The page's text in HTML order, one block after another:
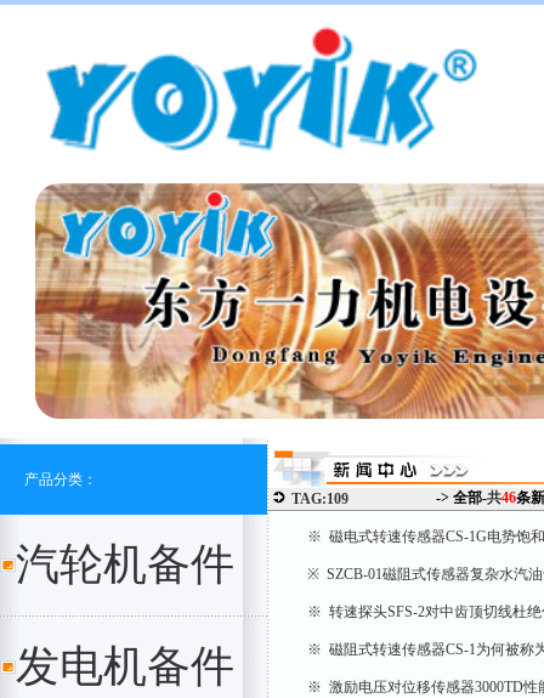
产品分类：
汽轮机备件
发电机备件
TAG:109 -> 全部-共46条
※ 磁电式转速传感器CS-1G电势饱
※ SZCB-01磁阻式传感器复杂水汽
※ 转速探头SFS-2对中齿顶切线杜
※ 磁阻式转速传感器CS-1为何被称
※ 激励电压对位移传感器3000TD性